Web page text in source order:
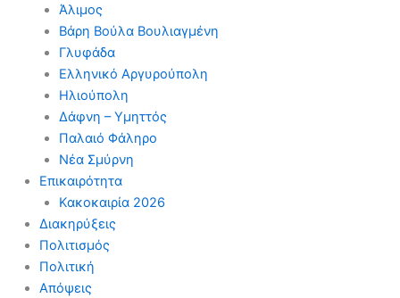
Άλιμος
Βάρη Βούλα Βουλιαγμένη
Γλυφάδα
Ελληνικό Αργυρούπολη
Ηλιούπολη
Δάφνη – Υμηττός
Παλαιό Φάληρο
Νέα Σμύρνη
Επικαιρότητα
Κακοκαιρία 2026
Διακηρύξεις
Πολιτισμός
Πολιτική
Απόψεις